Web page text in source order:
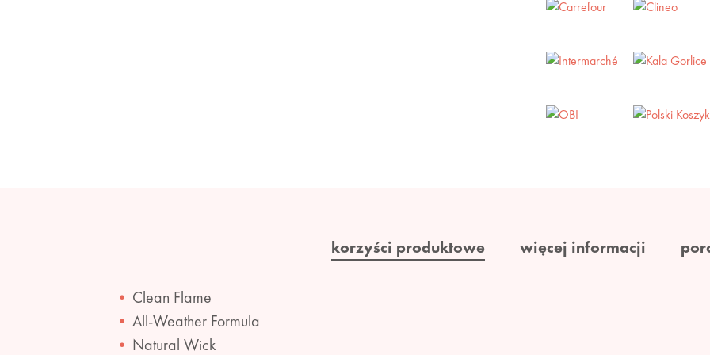
korzyści produktowe więcej informacji
Clean Flame
All-Weather Formula
Natural Wick